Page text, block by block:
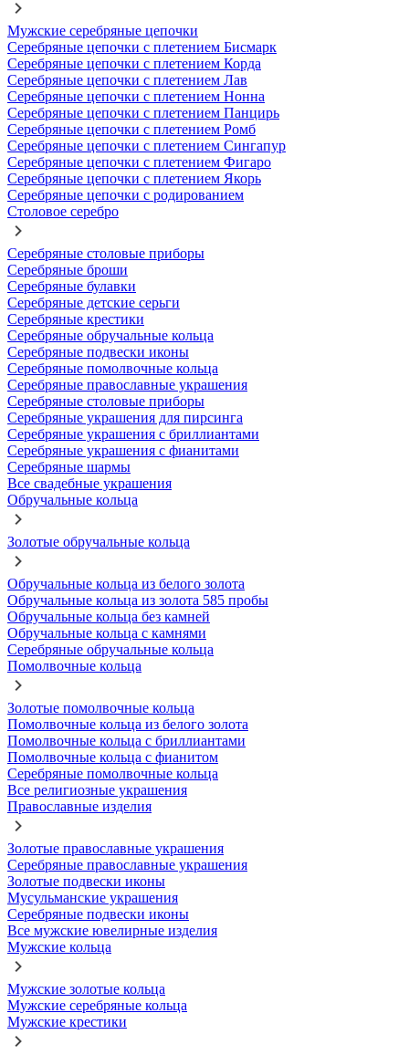
Мужские серебряные цепочки
Серебряные цепочки с плетением Бисмарк
Серебряные цепочки с плетением Корда
Серебряные цепочки с плетением Лав
Серебряные цепочки с плетением Нонна
Серебряные цепочки с плетением Панцирь
Серебряные цепочки с плетением Ромб
Серебряные цепочки с плетением Сингапур
Серебряные цепочки с плетением Фигаро
Серебряные цепочки с плетением Якорь
Серебряные цепочки с родированием
Столовое серебро
Серебряные столовые приборы
Серебряные броши
Серебряные булавки
Серебряные детские серьги
Серебряные крестики
Серебряные обручальные кольца
Серебряные подвески иконы
Серебряные помолвочные кольца
Серебряные православные украшения
Серебряные столовые приборы
Серебряные украшения для пирсинга
Серебряные украшения с бриллиантами
Серебряные украшения с фианитами
Серебряные шармы
Все свадебные украшения
Обручальные кольца
Золотые обручальные кольца
Обручальные кольца из белого золота
Обручальные кольца из золота 585 пробы
Обручальные кольца без камней
Обручальные кольца с камнями
Серебряные обручальные кольца
Помолвочные кольца
Золотые помолвочные кольца
Помолвочные кольца из белого золота
Помолвочные кольца с бриллиантами
Помолвочные кольца с фианитом
Серебряные помолвочные кольца
Все религиозные украшения
Православные изделия
Золотые православные украшения
Серебряные православные украшения
Золотые подвески иконы
Мусульманские украшения
Серебряные подвески иконы
Все мужские ювелирные изделия
Мужские кольца
Мужские золотые кольца
Мужские серебряные кольца
Мужские крестики